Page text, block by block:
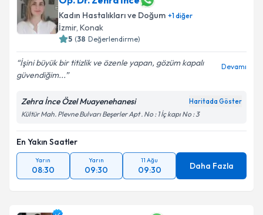
Op. Dr. Zehra İnce
Kadın Hastalıkları ve Doğum diğer
İzmir,Konak
( Değerlendirme)
İşini büyük bir titizlik ve özenle yapan, gözüm kapalı
güvendiğim...
Zehra İnce Özel Muayenehanesi
Kültür Mah. Plevne Bulvarı Beşerler Apt . No : 1 İç kapı No : 3
En Yakın Saatler
Yarın
08:30
Yarın
09:30
11 Ağu
09:30 Daha Fazla